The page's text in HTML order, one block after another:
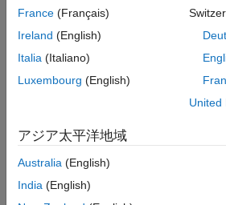
mxIsClass で説明されているよう
スを文字列として返します。
入力引数
pm— MATLAB 配列
const mxArray*
France (Français)
Ireland (English)
Italia (Italiano)
Luxembourg (English)
United
アジア太平洋地域
Australia (English)
India (English)